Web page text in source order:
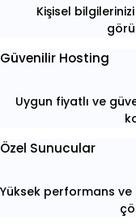
Kişisel
Güvenilir Hosting
Uygun fiyatlı ve
Özel Sunucular
Yüksek performans